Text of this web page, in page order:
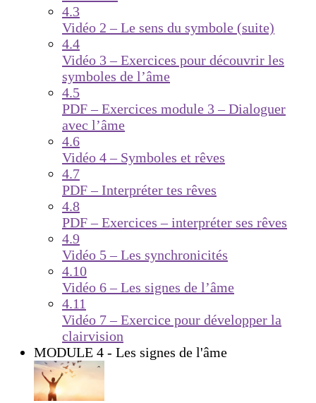
4.3
Vidéo 2 – Le sens du symbole (suite)
4.4
Vidéo 3 – Exercices pour découvrir les
symboles de l’âme
4.5
PDF – Exercices module 3 – Dialoguer
avec l’âme
4.6
Vidéo 4 – Symboles et rêves
4.7
PDF – Interpréter tes rêves
4.8
PDF – Exercices – interpréter ses rêves
4.9
Vidéo 5 – Les synchronicités
4.10
Vidéo 6 – Les signes de l’âme
4.11
Vidéo 7 – Exercice pour développer la
clairvision
MODULE 4 - Les signes de l'âme